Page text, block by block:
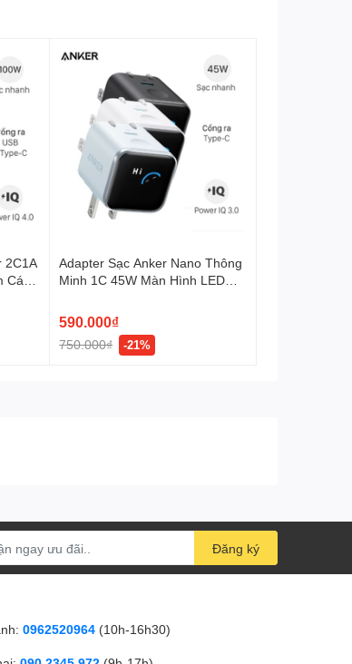
2C1A
Adapter Sạc Anker Nano Thông
Minh 1C 45W Màn Hình LED
590.000₫
750.000₫ -21%
Đăng ký
0962520964 (10h-16h30)